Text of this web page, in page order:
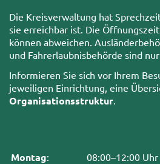
Die Kreisverwaltung hat
sie erreichbar ist. Die
können abweichen.
und Fahrerlaubnisbehörde sind
Informieren Sie sich vor Ihrem
jeweiligen Einrichtung, eine
Organisationsstruktur
Montag: 08:00–12:00 Uhr